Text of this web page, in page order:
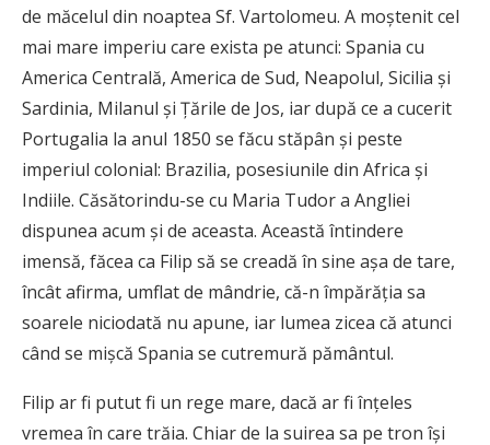
de măcelul din noaptea Sf. Vartolomeu. A moştenit cel
mai mare imperiu care exista pe atunci: Spania cu
America Centrală, America de Sud, Neapolul, Sicilia şi
Sardinia, Milanul şi Ţările de Jos, iar după ce a cucerit
Portugalia la anul 1850 se făcu stăpân şi peste
imperiul colonial: Brazilia, posesiunile din Africa şi
Indiile. Căsătorindu-se cu Maria Tudor a Angliei
dispunea acum şi de aceasta. Această întindere
imensă, făcea ca Filip să se creadă în sine aşa de tare,
încât afirma, umflat de mândrie, că-n împărăţia sa
soarele niciodată nu apune, iar lumea zicea că atunci
când se mişcă Spania se cutremură pământul.
Filip ar fi putut fi un rege mare, dacă ar fi înţeles
vremea în care trăia. Chiar de la suirea sa pe tron îşi